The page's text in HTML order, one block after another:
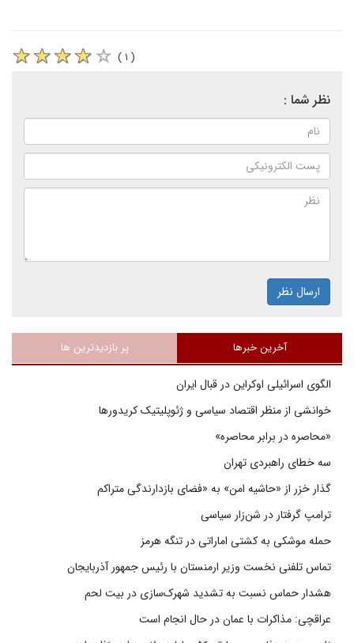
( ۱ )
نظر شما :
ارسال نظر
آخرین خبرها پر بازدیدترین ها
الگوی اسرائیلی اوکراین در قبال ایران
خوانشی از منظر اقتصاد سیاسی و ژئوپلیتیک کریدورها
«محاصره در برابر محاصره»
سه خطای راهبردی تهران
گذار خزر از «حاشیه امن» به «فضای بازدارندگی متراکم
ترامپ گرفتار در شن‌زار سیاسی
حمله موشکی به کشتی اماراتی در تنگه هرمز
تماس تلفنی نخست وزیر ارمنستان با رئیس جمهور آذربایجان
هشدار حماس نسبت به تشدید شهرک‌سازی در بیت‌ لحم
عراقچی: مذاکرات با عمان در حال انجام است